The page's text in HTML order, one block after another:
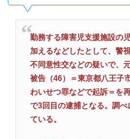
勤務する障害児支援施設の
加えるなどしたとして、警
不同意性交などの疑いで、
被告（46）＝東京都八王子
わいせつ罪などで起訴＝を
で3回目の逮捕となる。調べ
ている。